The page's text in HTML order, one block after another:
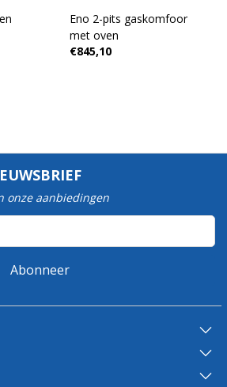
Eno 2-pits gaskomfoor
met oven
€845,10
onze aanbiedingen
Abonneer